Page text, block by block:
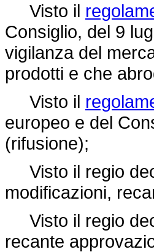
Visto il
Consiglio, del 9
vigilanza del
prodotti e che
Visto il
europeo e del
(rifusione);
Visto il regio
modificazioni,
Visto il regio
recante